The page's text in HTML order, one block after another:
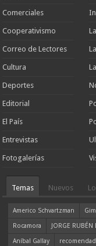
Comerciales
Cooperativismo
Correo de Lectores
Cultura
Deportes
Editorial
El País
Entrevistas
Fotogalerías
Temas Nuevos
Americo Schvartzman
Rocamora
JORGE RUBÉN
Aníbal Gallay